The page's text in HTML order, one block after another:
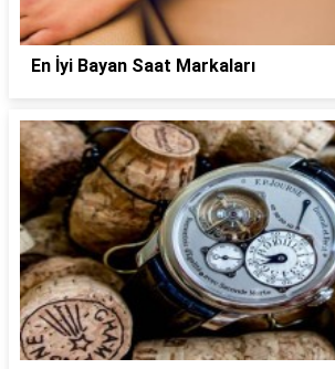
En İyi Bayan Saat Markaları